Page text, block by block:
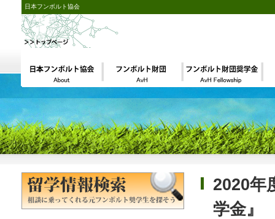
日本フンボルト協会
2020年
学金』